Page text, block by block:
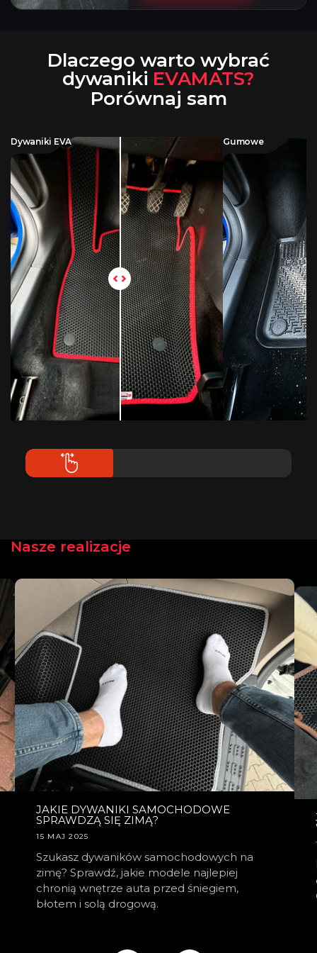
Dlaczego warto wybrać
dywaniki EVAMATS?
Porównaj sam
Dywaniki EVA Gumowe
Nasze realizacje
JAKIE DYWANIKI SAMOCHODOWE
SPRAWDZĄ SIĘ ZIMĄ?
15 MAJ 2025
Szukasz dywaników samochodowych na
zimę? Sprawdź, jakie modele najlepiej
chronią wnętrze auta przed śniegiem,
błotem i solą drogową.